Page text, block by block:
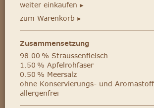
weiter einkaufen ►
zum Warenkorb ►
Zusammensetzung
98.00 % Straussenfleisch
1.50 % Apfelrohfaser
0.50 % Meersalz
ohne Konservierungs- und
allergenfrei